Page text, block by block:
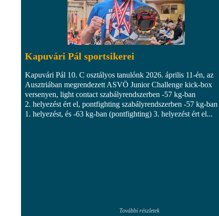
Kapuvári Pál sportsikerei
Kapuvári Pál 10. C osztályos tanulónk 2026. április 11-én, az
Ausztriában megrendezett ASVÖ Junior Challenge kick-box
versenyen, light contact szabályrendszerben -57 kg-ban
2. helyezést ért el, pontfighting szabályrendszerben -57 kg-ban
1. helyezést, és -63 kg-ban (pontfighting) 3. helyezést ért el...
További részletek